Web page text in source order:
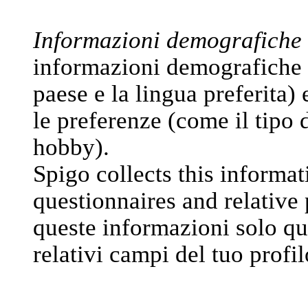
Informazioni
informazioni
paese e la lingua
le preferenze (come il tipo
hobby).
Spigo collects this
questionnaires and
queste informazioni solo
relativi campi del tuo